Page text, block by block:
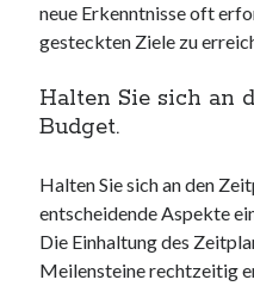
neue Erkenntnisse oft
gesteckten Ziele zu
Halten Sie sich an
Budget.
Halten Sie sich an den
entscheidende Aspekte
Die Einhaltung des
Meilensteine rechtzeitig